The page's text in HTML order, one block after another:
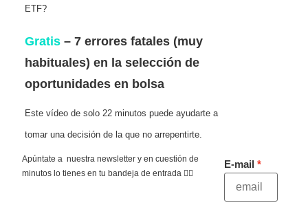
ETF?
Gratis – 7 errores fatales (muy
habituales) en la selección de
oportunidades en bolsa
Este vídeo de solo 22 minutos puede ayudarte a
tomar una decisión de la que no arrepentirte.
Apúntate a nuestra newsletter y en cuestión de
minutos lo tienes en tu bandeja de entrada 👇🏻
E-mail